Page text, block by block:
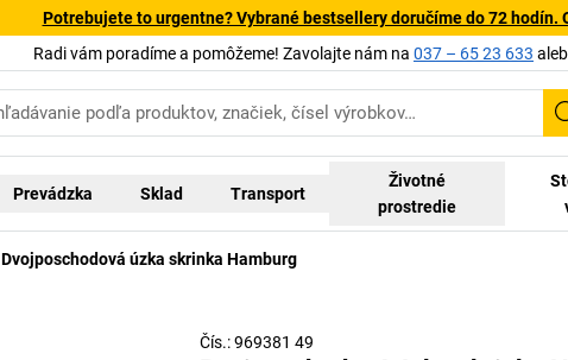
Potrebujete to urgentne? Vybrané bestsellery doručíme do 72 hodín.
Radi vám poradíme a pomôžeme! Zavolajte nám na 037 – 65 23 633
Prevádzka Sklad Transport
Životné
prostredie
Dvojposchodová úzka skrinka Hamburg
Čís.: 969381 49